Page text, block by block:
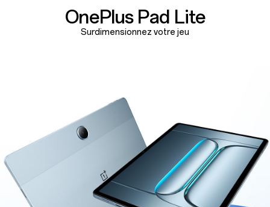
OnePlus Pad Lite
Surdimensionnez votre jeu